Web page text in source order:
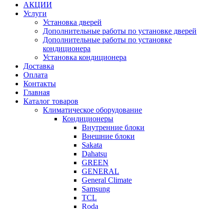
АКЦИИ
Услуги
Установка дверей
Дополнительные работы по установке дверей
Дополнительные работы по установке
кондиционера
Установка кондиционера
Доставка
Оплата
Контакты
Главная
Каталог товаров
Климатическое оборудование
Кондиционеры
Внутренние блоки
Внешние блоки
Sakata
Dahatsu
GREEN
GENERAL
General Climate
Samsung
TCL
Roda